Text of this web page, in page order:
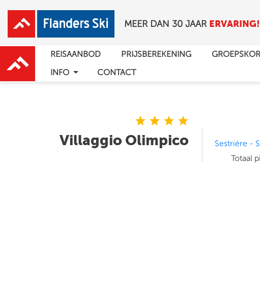
REISAANBOD PRIJSBEREKENING
INFO arrow_drop_down CONTACT
star star star star
Villaggio Olimpico Sestrière -
Totaal